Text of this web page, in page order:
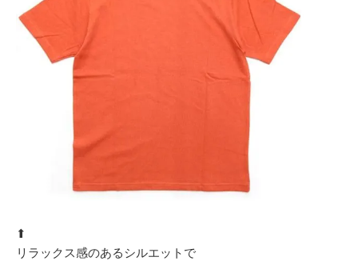
⬆︎
リラックス感のあるシルエットで